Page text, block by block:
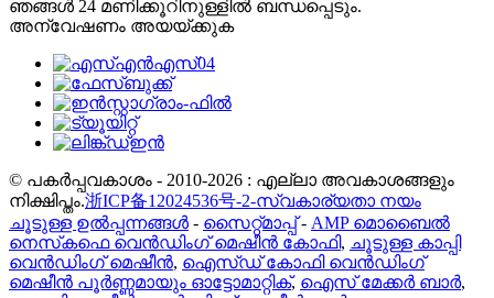
ഞങ്ങൾ 24 മണിക്കൂറിനുള്ളിൽ ബന്ധപ്പെടും.
അന്വേഷണം അയയ്ക്കുക
© പകർപ്പവകാശം - 2010-2026 : എല്ലാ അവകാശങ്ങളും
നിക്ഷിപ്തം.浙ICP备12024536号-2-സ്വകാര്യതാ നയം
ചൂടുള്ള ഉൽപ്പന്നങ്ങൾ - സൈറ്റ്മാപ്പ്- AMP മൊബൈൽ
നെസ്‌കഫെ വെൻഡിംഗ് മെഷീൻ കോഫി, ചൂടുള്ള കാപ്പി
വെൻഡിംഗ് മെഷീൻ, ഐസ്ഡ് കോഫി വെൻഡിംഗ്
മെഷീൻ പൂർണ്ണമായും ഓട്ടോമാറ്റിക്, ഐസ് മേക്കർ ബാർ,